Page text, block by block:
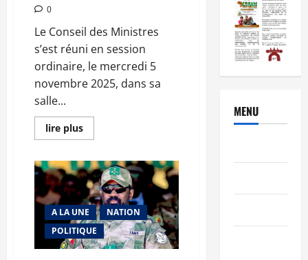
0
Le Conseil des Ministres
s’est réuni en session
ordinaire, le mercredi 5
novembre 2025, dans sa
salle...
lire plusEn
savoir
Communique
du
conseil
des
ministres
du
mercredi
5
novembre
2025
A LA UNE
NATION
POLITIQUE
MENU